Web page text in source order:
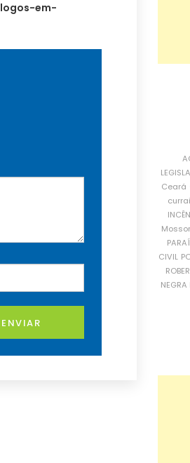
em-
ENVIAR
Ceará
CIVIL
NEGRA